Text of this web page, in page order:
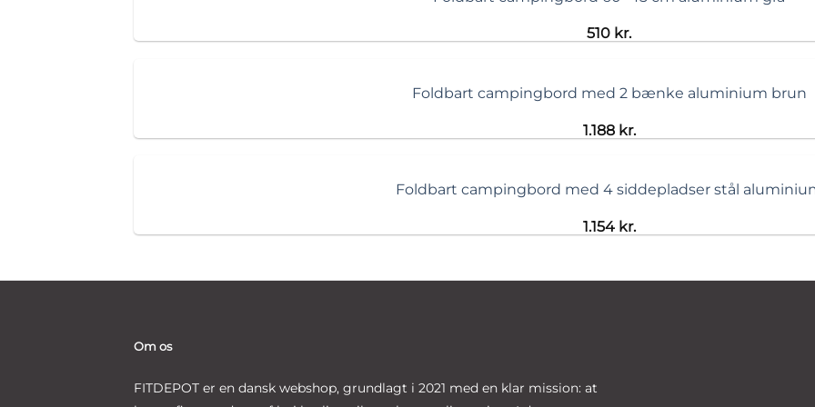
510 kr.
Foldbart campingbord med 2 bænke aluminium brun
1.188 kr.
Foldbart campingbord med 4 siddepladser stål
1.154 kr.
Om os
FITDEPOT er en dansk webshop, grundlagt i 2021 med en klar mission: at